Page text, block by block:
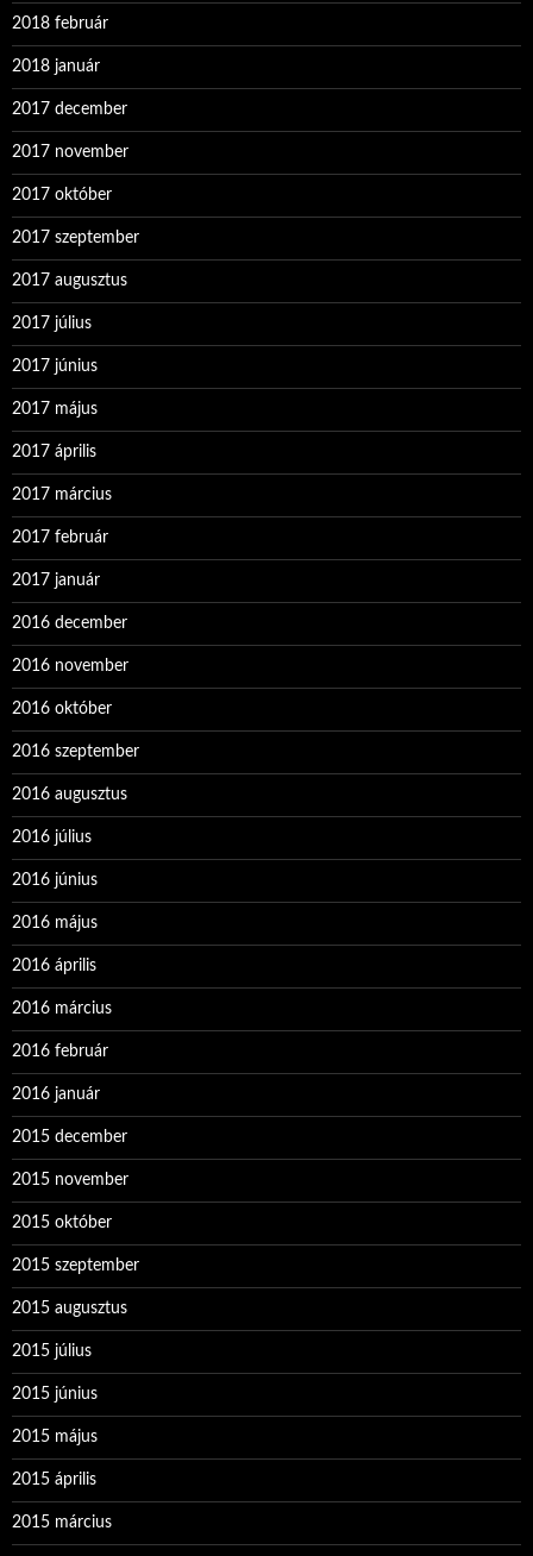
2018 február
2018 január
2017 december
2017 november
2017 október
2017 szeptember
2017 augusztus
2017 július
2017 június
2017 május
2017 április
2017 március
2017 február
2017 január
2016 december
2016 november
2016 október
2016 szeptember
2016 augusztus
2016 július
2016 június
2016 május
2016 április
2016 március
2016 február
2016 január
2015 december
2015 november
2015 október
2015 szeptember
2015 augusztus
2015 július
2015 június
2015 május
2015 április
2015 március